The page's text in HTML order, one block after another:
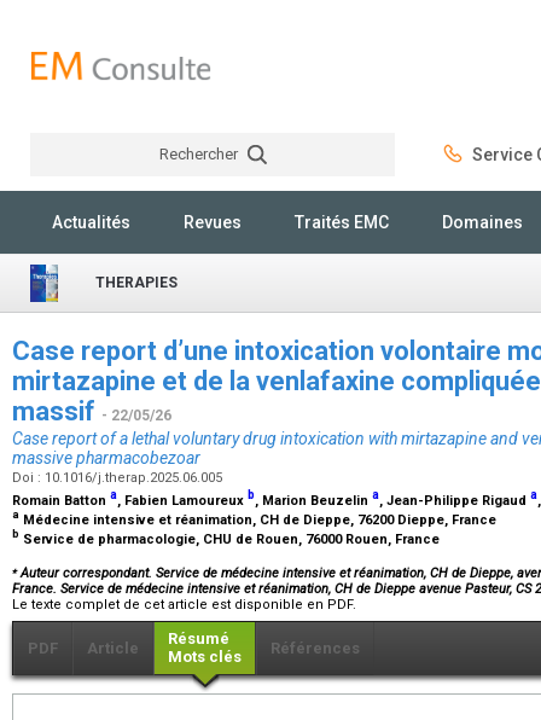
Rechercher Service
Actualités Revues Traités EMC Domaines
THERAPIES
Case report d’une intoxication volontaire
mirtazapine et de la venlafaxine
massif - 22/05/26
Case report of a lethal voluntary drug intoxication with mirtazapine and
massive pharmacobezoar
Doi : 10.1016/j.therap.2025.06.005
Romain Batton a, Fabien Lamoureux b, Marion Beuzelin a, Jean-Philippe Rigaud a
a Médecine intensive et réanimation, CH de Dieppe, 76200 Dieppe, France
b Service de pharmacologie, CHU de Rouen, 76000 Rouen, France
⁎Auteur correspondant. Service de médecine intensive et réanimation, CH de Dieppe,
France. Service de médecine intensive et réanimation, CH de Dieppe avenue Pasteur, CS
Le texte complet de cet article est disponible en PDF.
PDF Article
Résumé
Mots clés
Références